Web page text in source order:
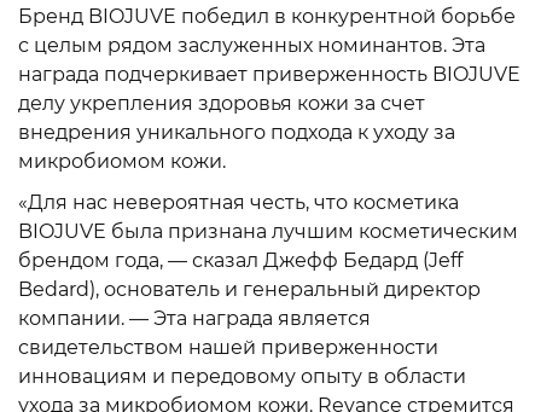
Бренд BIOJUVE победил в конкурентной борьбе
с целым рядом заслуженных номинантов. Эта
награда подчеркивает приверженность BIOJUVE
делу укрепления здоровья кожи за счет
внедрения уникального подхода к уходу за
микробиомом кожи.
«Для нас невероятная честь, что косметика
BIOJUVE была признана лучшим косметическим
брендом года, — сказал Джефф Бедард (Jeff
Bedard), основатель и генеральный директор
компании. — Эта награда является
свидетельством нашей приверженности
инновациям и передовому опыту в области
ухода за микробиомом кожи. Revance стремится